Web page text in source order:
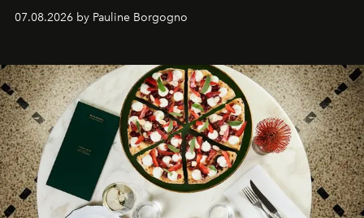
expertise se rencontrent.
07.08.2026 by Pauline Borgogno